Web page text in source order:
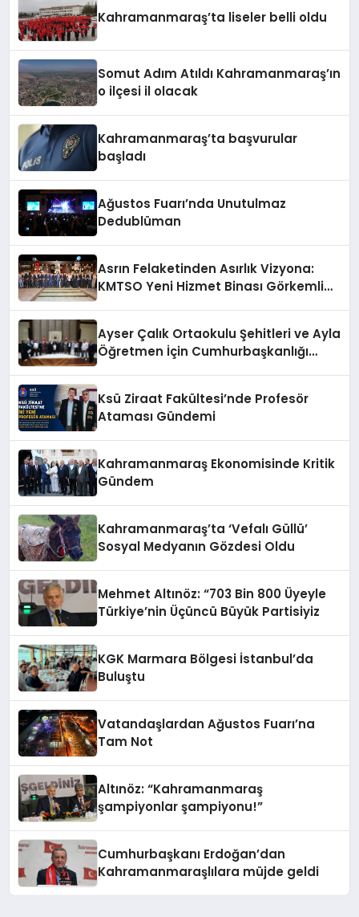
Kahramanmaraş’ta liseler belli oldu
Somut Adım Atıldı Kahramanmaraş’ın
o ilçesi il olacak
Kahramanmaraş’ta başvurular
başladı
Ağustos Fuarı’nda Unutulmaz
Dedublüman
Asrın Felaketinden Asırlık Vizyona:
KMTSO Yeni Hizmet Binası Görkemli
Ayser Çalık Ortaokulu Şehitleri ve Ayla
Öğretmen İçin Cumhurbaşkanlığı
Ksü Ziraat Fakültesi’nde Profesör
Ataması Gündemi
Kahramanmaraş Ekonomisinde Kritik
Gündem
Kahramanmaraş’ta ‘Vefalı Güllü’
Sosyal Medyanın Gözdesi Oldu
Mehmet Altınöz: “703 Bin 800 Üyeyle
Türkiye’nin Üçüncü Büyük Partisiyiz
KGK Marmara Bölgesi İstanbul’da
Buluştu
Vatandaşlardan Ağustos Fuarı’na
Tam Not
Altınöz: “Kahramanmaraş
şampiyonlar şampiyonu!”
Cumhurbaşkanı Erdoğan’dan
Kahramanmaraşlılara müjde geldi